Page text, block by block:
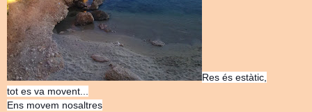
Res és estàtic,
tot es va movent...
Ens movem nosaltres